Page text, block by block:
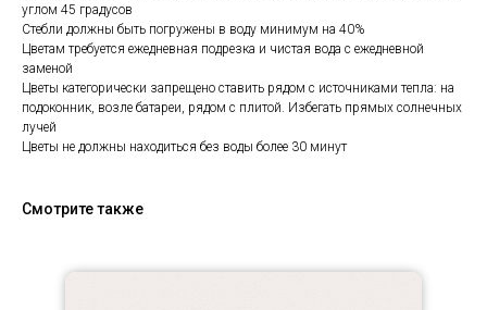
углом 45 градусов
Стебли должны быть погружены в воду минимум на 40%
Цветам требуется ежедневная подрезка и чистая вода с ежедневной
заменой
Цветы категорически запрещено ставить рядом с источниками тепла: на
подоконник, возле батареи, рядом с плитой. Избегать прямых солнечных
лучей
Цветы не должны находиться без воды более 30 минут
Смотрите также